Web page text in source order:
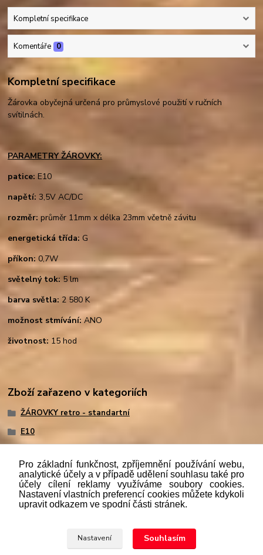
Kompletní specifikace
Komentáře 0
Kompletní specifikace
Žárovka obyčejná určená pro průmyslové použití v ručních
svítilnách.
PARAMETRY ŽÁROVKY:
patice: E10
napětí: 3,5V AC/DC
rozměr: průměr 11mm x délka 23mm včetně závitu
energetická třída: G
příkon: 0,7W
světelný tok: 5 lm
barva světla: 2 580 K
možnost stmívání: ANO
životnost: 15 hod
Zboží zařazeno v kategoriích
ŽÁROVKY retro - standartní
E10
Podlezákona č. 112/mmmmm2016 Sb. o evidenci tržeb je
prodávající povinen vystavit kupujícímu účtenku. Zároveň je
případě technického výpadku pak nejpozději do 48 hodin.“
Upravit sběr cookies.
Pro základní funkčnost, zpříjemnění používání webu,
analytické účely a v případě udělení souhlasu také pro
účely cílení reklamy využíváme soubory cookies.
Nastavení vlastních preferencí cookies můžete kdykoli
upravit odkazem ve spodní části stránek.
Nastavení Souhlasím